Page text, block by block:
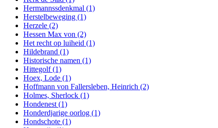
Hermannssdenkmal (1)
Herstelbeweging (1)
Herzele (2)
Hessen Max von (2)
Het recht op luiheid (1)
Hildebrand (1)
Historische namen (1)
Hittegolf(1)
Hoex, Lode (1)
Hoffmann von Fallersleben, Heinrich (2)
Holmes, Sherlock (1)
Hondenest (1)
Honderdjarige oorlog (1)
Hondschote (1)